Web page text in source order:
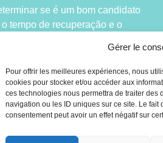
Gérer le
Pour offrir les meilleures expériences, nous
cookies pour stocker et/ou accéder aux
ces technologies nous permettra de traiter des
navigation ou les ID uniques sur ce site. Le fait
consentement peut avoir un effet négatif sur
se é um bom candidato
tempo de recuperação e o